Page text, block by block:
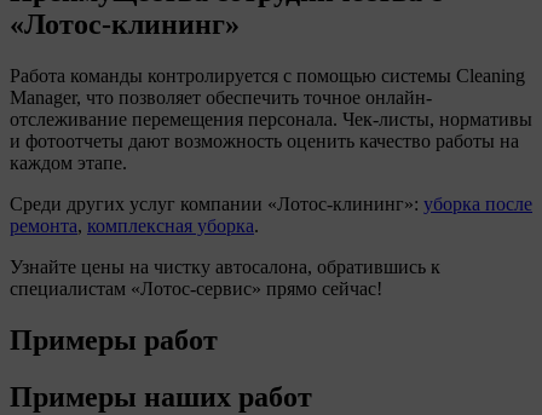
Лотос-клининг
Работа команды контролируется с помощью системы Cleaning
Manager, что позволяет обеспечить точное онлайн-
отслеживание перемещения персонала. Чек-листы, нормативы
и фотоотчеты дают возможность оценить качество работы на
каждом этапе.
Среди других услуг компании
Лотос-клининг : уборка после
ремонта, комплексная уборка.
Узнайте цены на чистку автосалона, обратившись к
специалистам
Лотос-сервис прямо сейчас!
Примеры работ
Примеры наших работ